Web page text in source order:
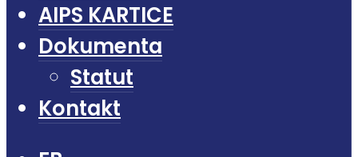
AIPS KARTICE
Dokumenta
Statut
Kontakt